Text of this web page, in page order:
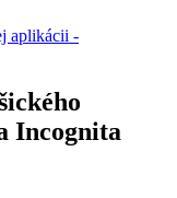
aplikácii -
Incognita